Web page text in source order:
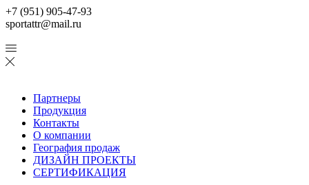
+7 (951) 905-47-93
sportattr@mail.ru
Партнеры
Продукция
Контакты
О компании
География продаж
ДИЗАЙН ПРОЕКТЫ
СЕРТИФИКАЦИЯ